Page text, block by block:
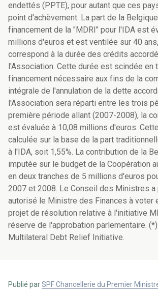
endettés (PPTE), pour autant que ces
point d'achèvement. La part de la
financement de la "MDRI" pour l'IDA est
millions d'euros et est ventilée sur 40
correspond à la durée des crédits
l'Association. Cette durée est scindée en
financement nécessaire aux fins de la
intégrale de l'annulation de la dette
l'Association sera réparti entre les trois
première période allant (2007-2008), la
est évaluée à 10,08 millions d'euros.
calculée sur la base de la part
à l'IDA, soit 1,55%. La contribution de la
imputée sur le budget de la Coopération
en deux tranches de 5 millions d'euros
2007 et 2008. Le Conseil des Ministres a
autorisé le Ministre des Finances à voter
projet de résolution relative à l'initiative
réserve de l'approbation parlementaire.
Multilateral Debt Relief Initiative.
Publié parSPF Chancellerie du Premier